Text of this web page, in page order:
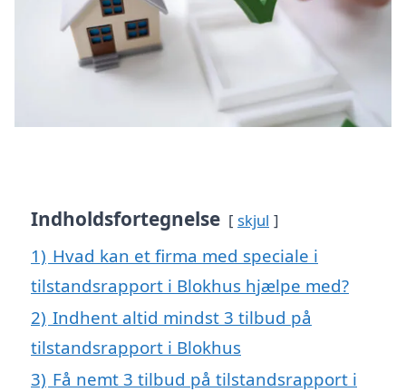
Indholdsfortegnelse skjul
1) Hvad kan et firma med speciale i
tilstandsrapport i Blokhus hjælpe med?
2) Indhent altid mindst 3 tilbud på
tilstandsrapport i Blokhus
3) Få nemt 3 tilbud på tilstandsrapport i